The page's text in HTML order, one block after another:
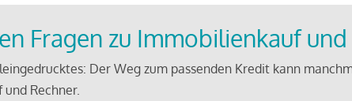
Fragen zu Immobilienkauf
Der Weg zum passenden Kredit kann
Rechner.